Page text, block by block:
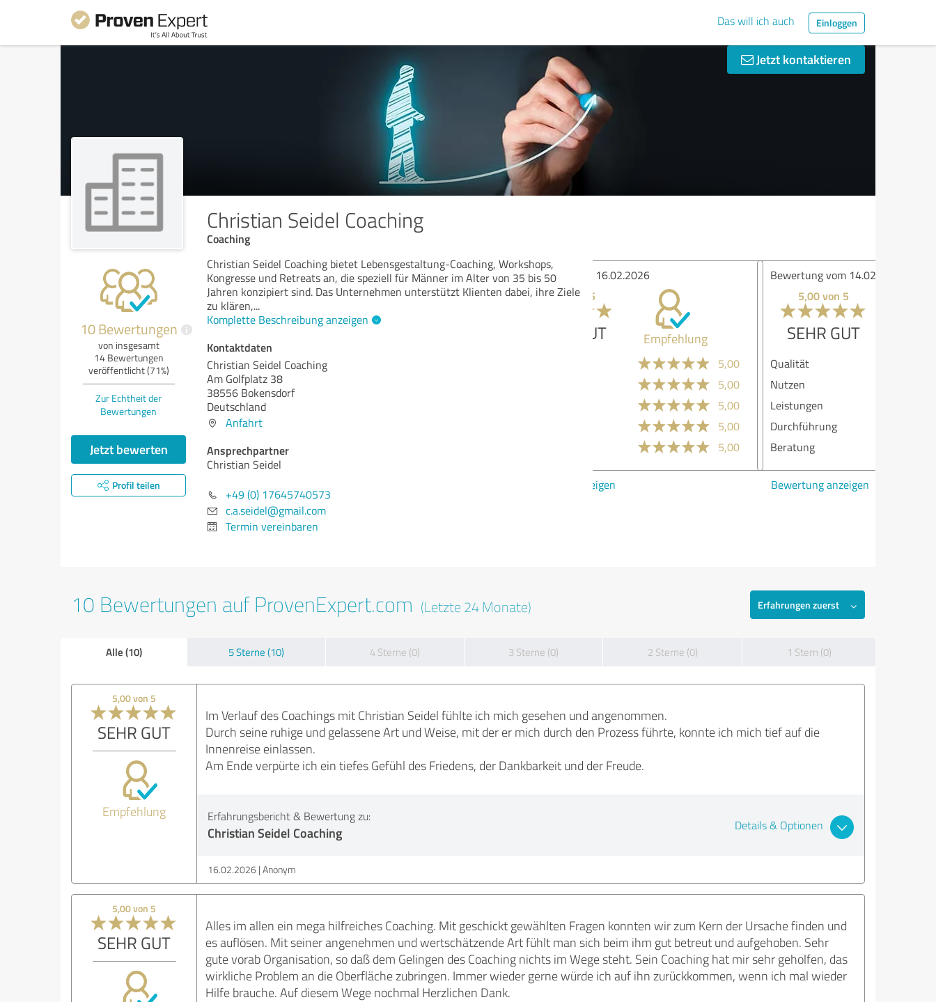
Das will ich auch Einloggen
Jetzt kontaktieren
Christian Seidel Coaching
Coaching
10 Bewertungen i
von insgesamt
14 Bewertungen
veröffentlicht (71%)
Zur Echtheit der
Bewertungen
Jetzt bewerten
Profil teilen
Christian Seidel Coaching bietet Lebensgestaltung-Coaching, Workshops,
Kongresse und Retreats an, die speziell für Männer im Alter von 35 bis 50
Jahren konzipiert sind. Das Unternehmen unterstützt Klienten dabei, ihre Ziele
zu klären,...
Komplette Beschreibung anzeigen
Kontaktdaten
Christian Seidel Coaching
Am Golfplatz 38
38556 Bokensdorf
Deutschland
Anfahrt
Ansprechpartner
Christian Seidel
+49 (0) 17645740573
c.a.seidel@gmail.com
Termin vereinbaren
Bewertung vom 14.02.2026
5,00 von 5
SEHR GUT Empfehlung
Qualität
5,00
Nutzen
Leistungen
5,00
Durchführung
5,00
Beratung
5,00
Bewertung anzeigen
10 Bewertungen auf ProvenExpert.com (Letzte 24 Monate) Erfahrungen zuerst
Alle (10) 5 Sterne (10) 4 Sterne (0) 3 Sterne (0) 2 Sterne (0) 1 Stern (0)
5,00 von 5
SEHR GUT
Empfehlung
Im Verlauf des Coachings mit Christian Seidel fühlte ich mich gesehen und angenommen.
Durch seine ruhige und gelassene Art und Weise, mit der er mich durch den Prozess führte, konnte ich mich tief auf die
Innenreise einlassen.
Am Ende verpürte ich ein tiefes Gefühl des Friedens, der Dankbarkeit und der Freude.
Erfahrungsbericht & Bewertung zu:
Christian Seidel Coaching Details & Optionen
16.02.2026 Anonym
5,00 von 5
SEHR GUT
Alles im allen ein mega hilfreiches Coaching. Mit geschickt gewählten Fragen konnten wir zum Kern der Ursache finden und
es auflösen. Mit seiner angenehmen und wertschätzende Art fühlt man sich beim ihm gut betreut und aufgehoben. Sehr
gute vorab Organisation, so daß dem Gelingen des Coaching nichts im Wege steht. Sein Coaching hat mir sehr geholfen, das
wirkliche Problem an die Oberfläche zubringen. Immer wieder gerne würde ich auf ihn zurückkommen, wenn ich mal wieder
Hilfe brauche. Auf diesem Wege nochmal Herzlichen Dank.